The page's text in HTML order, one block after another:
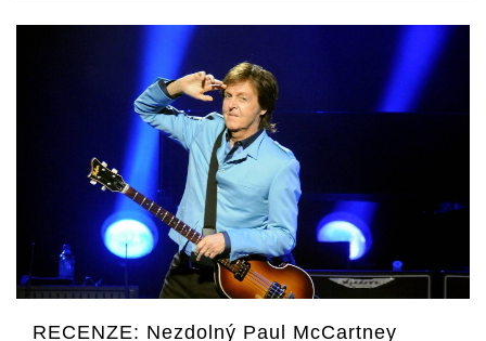
RECENZE: Nezdolný Paul McCartney